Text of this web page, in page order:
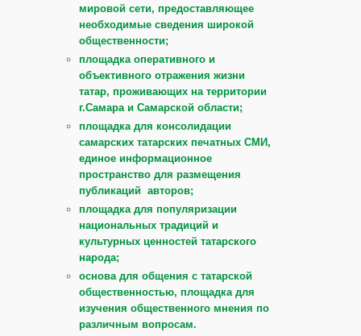
мировой сети, предоставляющее
необходимые сведения широкой
общественности;
площадка оперативного и
объективного отражения жизни
татар, проживающих на территории
г.Самара и Самарской области;
площадка для консолидации
самарских татарских печатных СМИ,
единое информационное
пространство для размещения
публикаций авторов;
площадка для популяризации
национальных традиций и
культурных ценностей татарского
народа;
основа для общения с татарской
общественностью, площадка для
изучения общественного мнения по
различным вопросам.